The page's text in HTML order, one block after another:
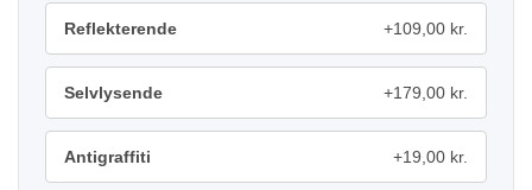
Reflekterende +109,00 kr.
Selvlysende +179,00 kr.
Antigraffiti +19,00 kr.